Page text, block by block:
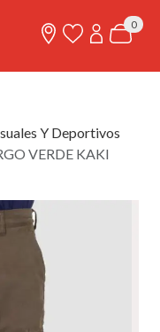
0
Y Deportivos
VERDE KAKI